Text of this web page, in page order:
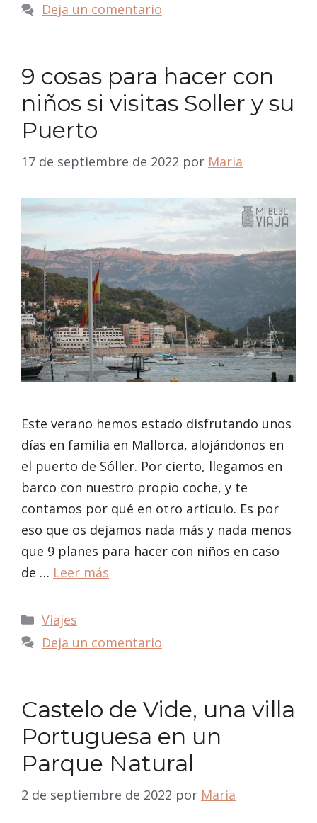
Deja un comentario
9 cosas para hacer con
niños si visitas Soller y su
Puerto
17 de septiembre de 2022 por Maria
Este verano hemos estado disfrutando unos
días en familia en Mallorca, alojándonos en
el puerto de Sóller. Por cierto, llegamos en
barco con nuestro propio coche, y te
contamos por qué en otro artículo. Es por
eso que os dejamos nada más y nada menos
que 9 planes para hacer con niños en caso
de … Leer más
Categorías
Viajes
Deja un comentario
Castelo de Vide, una villa
Portuguesa en un
Parque Natural
2 de septiembre de 2022 por Maria